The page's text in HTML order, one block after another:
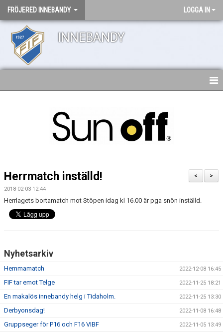
FRÖJERED INNEBANDY LOGGA IN
INNEBANDY
>
<
Herrmatch inställd!
2018-02-03 12:44
Herrlagets bortamatch mot Stöpen idag kl 16.00 är pga snön inställd.
Nyhetsarkiv
Hemmamatch 2022-12-08 16:45
FIF tar emot Telge 2022-11-25 18:21
En makalös innebandy helg i Tidaholm. 2022-11-25 13:30
Derbyonsdag! 2022-11-08 16:48
Gruppseger för P16 och F16 VIBF 2022-11-05 13:49